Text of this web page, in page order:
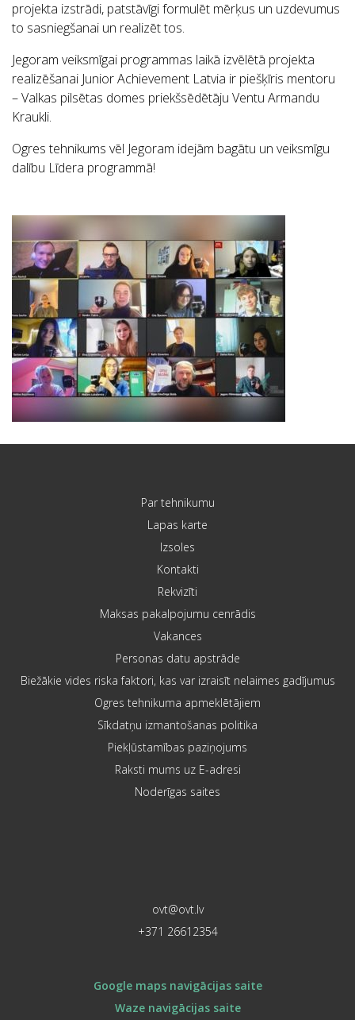
projekta izstrādi, patstāvīgi formulēt mērķus un uzdevumus
to sasniegšanai un realizēt tos.
Jegoram veiksmīgai programmas laikā izvēlētā projekta
realizēšanai Junior Achievement Latvia ir piešķīris mentoru
– Valkas pilsētas domes priekšsēdētāju Ventu Armandu
Kraukli.
Ogres tehnikums vēl Jegoram idejām bagātu un veiksmīgu
dalību Līdera programmā!
Par tehnikumu
Lapas karte
Izsoles
Kontakti
Rekvizīti
Maksas pakalpojumu cenrādis
Vakances
Personas datu apstrāde
Biežākie vides riska faktori, kas var izraisīt nelaimes gadījumus
Ogres tehnikuma apmeklētājiem
Sīkdatņu izmantošanas politika
Piekļūstamības paziņojums
Raksti mums uz E-adresi
Noderīgas saites
ovt@ovt.lv
+371 26612354
Google maps navigācijas saite
Waze navigācijas saite